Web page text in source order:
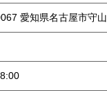
愛知県名古屋市守